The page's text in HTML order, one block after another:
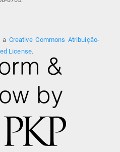
a Creative Commons Atribuição-
License.